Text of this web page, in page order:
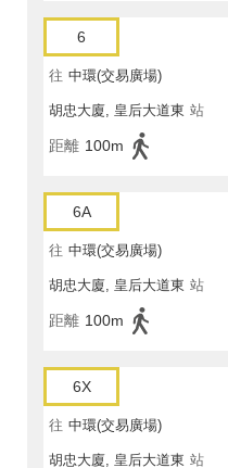
6
往 中環(交易廣場)
胡忠大廈, 皇后大道東 站
距離 100m
6A
往 中環(交易廣場)
胡忠大廈, 皇后大道東 站
距離 100m
6X
往 中環(交易廣場)
胡忠大廈, 皇后大道東 站